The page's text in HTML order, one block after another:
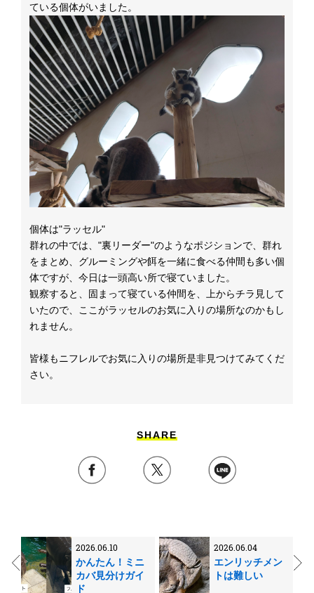
ている個体がいました。
個体は"ラッセル"
群れの中では、"裏リーダー"のようなポジションで、群れ
をまとめ、 グルーミングや餌を一緒に食べる仲間も多い個
体ですが、 今日は一頭高い所で寝ていました。
観察すると、固まって寝ている仲間を、上からチラ見して
いたので、 ここがラッセルのお気に入りの場所なのかもし
れません。
皆様もニフレルでお気に入りの場所是非見つけてみてくだ
さい。
SHARE
2026.06.10
かんたん！ミニ
カバ見分けガイ
ド
2026.06.04
エンリッチメン
トは難しい